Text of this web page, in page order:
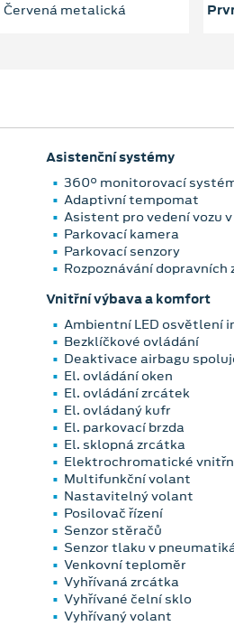
Červená metalická
Asistenční systémy
360° monitorovací
Adaptivní tempomat
Asistent pro vedení vozu
Parkovací kamera
Parkovací senzory
Rozpoznávání dopravních
Vnitřní výbava a komfort
Ambientní LED osvětlení
Bezklíčkové ovládání
Deaktivace airbagu
El. ovládání oken
El. ovládání zrcátek
El. ovládaný kufr
El. parkovací brzda
El. sklopná zrcátka
Elektrochromatické
Multifunkční volant
Nastavitelný volant
Posilovač řízení
Senzor stěračů
Senzor tlaku v
Venkovní teploměr
Vyhřívaná zrcátka
Vyhřívané čelní sklo
Vyhřívaný volant